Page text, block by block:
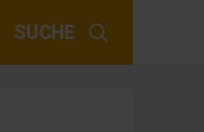
SUCHE